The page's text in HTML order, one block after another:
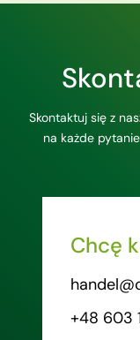
Skontaktuj się z
na każde
Chcę
+48 603